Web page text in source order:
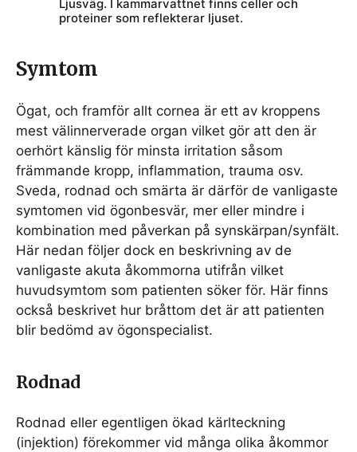
Ljusväg. I kammarvattnet finns celler och
proteiner som reflekterar ljuset.
Symtom
Ögat, och framför allt cornea är ett av kroppens
mest välinnerverade organ vilket gör att den är
oerhört känslig för minsta irritation såsom
främmande kropp, inflammation, trauma osv.
Sveda, rodnad och smärta är därför de vanligaste
symtomen vid ögonbesvär, mer eller mindre i
kombination med påverkan på synskärpan/synfält.
Här nedan följer dock en beskrivning av de
vanligaste akuta åkommorna utifrån vilket
huvudsymtom som patienten söker för. Här finns
också beskrivet hur bråttom det är att patienten
blir bedömd av ögonspecialist.
Rodnad
Rodnad eller egentligen ökad kärlteckning
(injektion) förekommer vid många olika åkommor